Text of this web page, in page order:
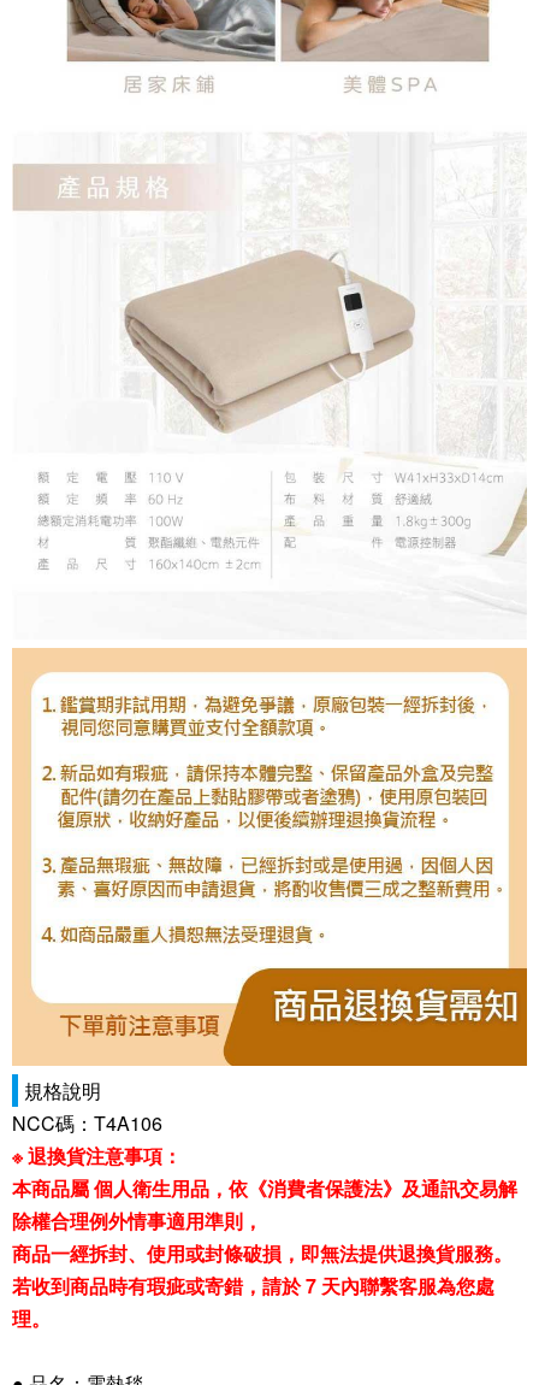
規格說明
NCC碼：T4A106
※ 退換貨注意事項：
本商品屬 個人衛生用品，依《消費者保護法》及通訊交易解
除權合理例外情事適用準則，
商品一經拆封、使用或封條破損，即無法提供退換貨服務。
若收到商品時有瑕疵或寄錯，請於 7 天內聯繫客服為您處
理。